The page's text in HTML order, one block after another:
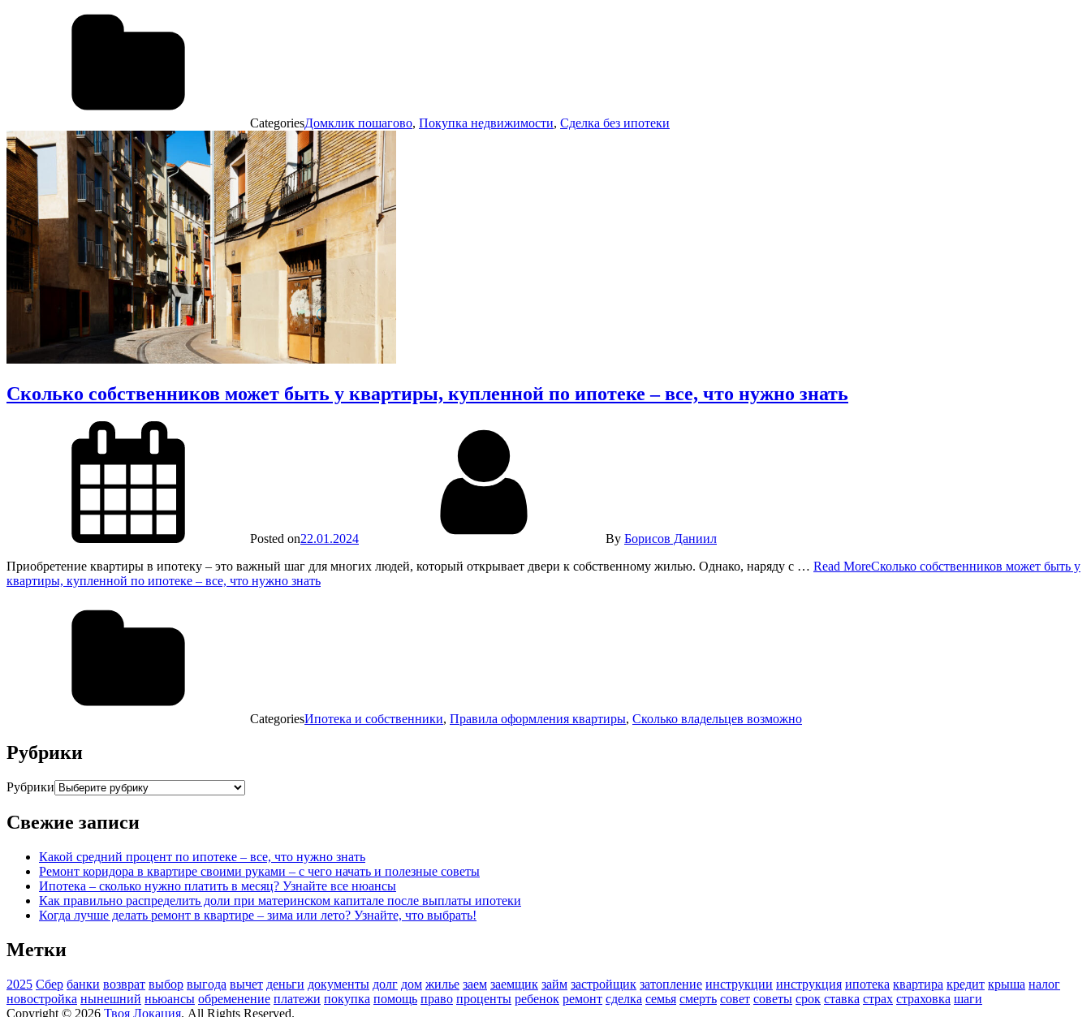
CategoriesДомклик пошагово, Покупка недвижимости, Сделка без ипотеки
Сколько собственников может быть у квартиры, купленной по ипотеке – все, что нужно знать
Posted on22.01.2024 By Борисов Даниил
Приобретение квартиры в ипотеку – это важный шаг для многих людей, который открывает двери к собственному жилью. Однако, наряду с … Read MoreСколько собственников может быть у
квартиры, купленной по ипотеке – все, что нужно знать
CategoriesИпотека и собственники, Правила оформления квартиры, Сколько владельцев возможно
Рубрики
Рубрики
Свежие записи
Какой средний процент по ипотеке – все, что нужно знать
Ремонт коридора в квартире своими руками – с чего начать и полезные советы
Ипотека – сколько нужно платить в месяц? Узнайте все нюансы
Как правильно распределить доли при материнском капитале после выплаты ипотеки
Когда лучше делать ремонт в квартире – зима или лето? Узнайте, что выбрать!
Метки
2025 Сбер банки возврат выбор выгода вычет деньги документы долг дом жилье заем заемщик займ застройщик затопление инструкции инструкция ипотека квартира кредит крыша налог
новостройка нынешний ньюансы обременение платежи покупка помощь право проценты ребенок ремонт сделка семья смерть совет советы срок ставка страх страховка шаги
Copyright © 2026 Твоя Локация. All Rights Reserved.